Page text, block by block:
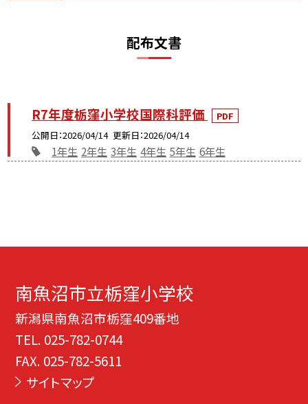
配布文書
R7年度栃窪小学校国際科評価
PDF
公開日 2026/04/14 更新日 2026/04/14
1年生 2年生 3年生 4年生 5年生 6年生
南魚沼市立栃窪小学校
新潟県南魚沼市栃窪409番地
TEL. 025-782-0744
FAX. 025-782-5611
サイトマップ